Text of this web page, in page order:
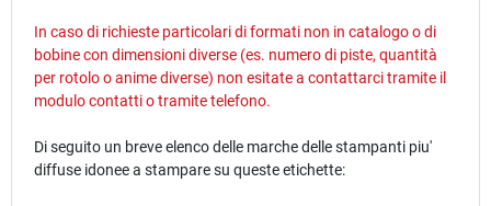
In caso di richieste particolari di formati non in catalogo o di
bobine con dimensioni diverse (es. numero di piste, quantità
per rotolo o anime diverse) non esitate a contattarci tramite il
modulocontattio tramite telefono.
Di seguito un breve elenco delle marche delle stampanti piu'
diffuse idonee a stampare su queste etichette: